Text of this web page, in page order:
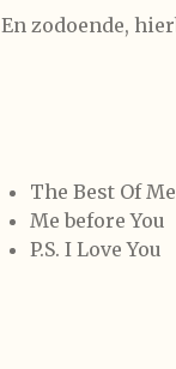
En zodoende,
The Best Of Me
Me before You
P.S. I Love You